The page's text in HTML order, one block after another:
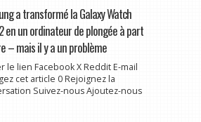
a transformé la Galaxy Watch
en un ordinateur de plongée à part
– mais il y a un problème
le lien Facebook X Reddit E-mail
cet article 0 Rejoignez la
Suivez-nous Ajoutez-nous